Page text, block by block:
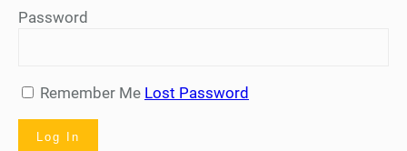
Password
Remember Me Lost Password